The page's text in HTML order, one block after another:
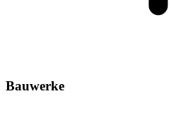
Bauwerke